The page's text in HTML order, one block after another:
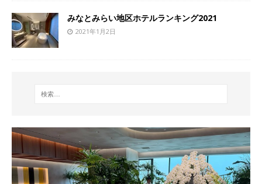
みなとみらい地区ホテルランキング2021
2021年1月2日